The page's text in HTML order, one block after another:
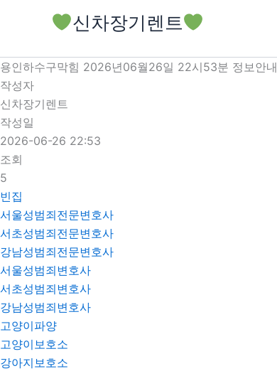
로
건
너
뛰
기
신차장기렌트
용인하수구막힘 2026년06월26일 22시53분 정보안내
작성자
신차장기렌트
작성일
2026-06-26 22:53
조회
5
빈집
서울성범죄전문변호사
서초성범죄전문변호사
강남성범죄전문변호사
서울성범죄변호사
서초성범죄변호사
강남성범죄변호사
고양이파양
고양이보호소
강아지보호소